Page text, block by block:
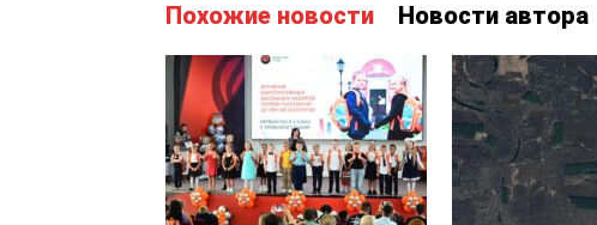
Похожие новости Новости автора